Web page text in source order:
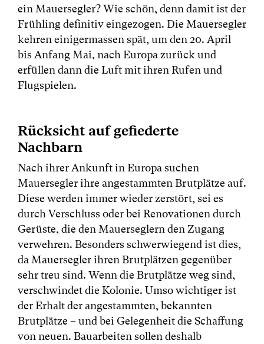
ein Mauersegler? Wie schön, denn damit ist der
Frühling definitiv eingezogen. Die Mauersegler
kehren einigermassen spät, um den 20. April
bis Anfang Mai, nach Europa zurück und
erfüllen dann die Luft mit ihren Rufen und
Flugspielen.
Rücksicht auf gefiederte
Nachbarn
Nach ihrer Ankunft in Europa suchen
Mauersegler ihre angestammten Brutplätze auf.
Diese werden immer wieder zerstört, sei es
durch Verschluss oder bei Renovationen durch
Gerüste, die den Mauerseglern den Zugang
verwehren. Besonders schwerwiegend ist dies,
da Mauersegler ihren Brutplätzen gegenüber
sehr treu sind. Wenn die Brutplätze weg sind,
verschwindet die Kolonie. Umso wichtiger ist
der Erhalt der angestammten, bekannten
Brutplätze – und bei Gelegenheit die Schaffung
von neuen. Bauarbeiten sollen deshalb